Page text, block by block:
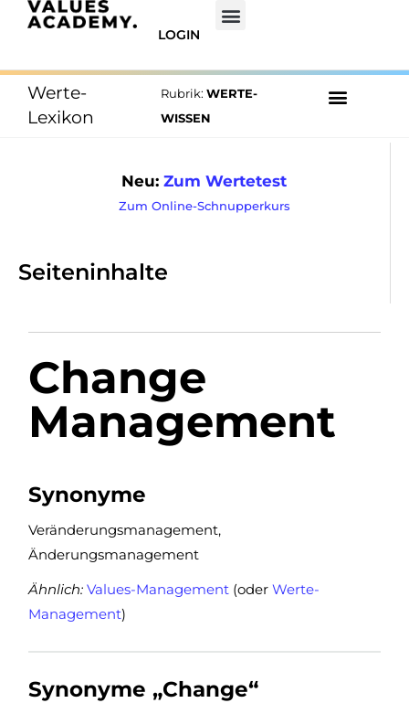
LOGIN
Werte-
Lexikon
Rubrik:WERTE-
WISSEN
Neu: Zum Wertetest
Zum Online-Schnupperkurs
Seiteninhalte
Change
Management
Synonyme
Veränderungsmanagement,
Änderungsmanagement
Ähnlich: Values-Management (oder Werte-
Management)
Synonyme „Change“